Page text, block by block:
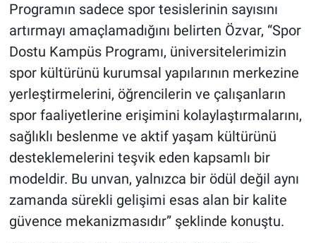
Programın sadece spor tesislerinin sayısını
artırmayı amaçlamadığını belirten Özvar, “Spor
Dostu Kampüs Programı, üniversitelerimizin
spor kültürünü kurumsal yapılarının merkezine
yerleştirmelerini, öğrencilerin ve çalışanların
spor faaliyetlerine erişimini kolaylaştırmalarını,
sağlıklı beslenme ve aktif yaşam kültürünü
desteklemelerini teşvik eden kapsamlı bir
modeldir. Bu unvan, yalnızca bir ödül değil aynı
zamanda sürekli gelişimi esas alan bir kalite
güvence mekanizmasıdır” şeklinde konuştu.